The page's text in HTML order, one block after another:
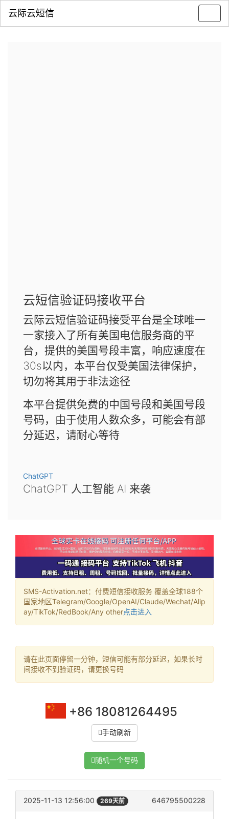
云际云短信
云短信验证码接收平台
云际云短信验证码接受平台是全球唯一
一家接入了所有美国电信服务商的平
台，提供的美国号段丰富，响应速度在
30s以内，本平台仅受美国法律保护，
切勿将其用于非法途径
本平台提供免费的中国号段和美国号段
号码，由于使用人数众多，可能会有部
分延迟，请耐心等待
ChatGPT
ChatGPT 人工智能 AI 来袭
SMS-Activation.net：付费短信接收服务 覆盖全球188个
国家地区Telegram/Google/OpenAI/Claude/Wechat/Alip
ay/TikTok/RedBook/Any other点击进入
请在此页面停留一分钟，短信可能有部分延迟，如果长时
间接收不到验证码，请更换号码
+86 18081264495
手动刷新
随机一个号码
2025-11-13 12:56:00 269天前 646795500228